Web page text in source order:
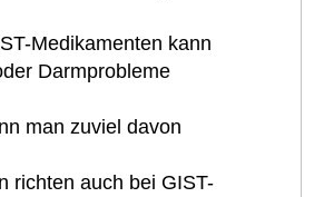
Medikamenten kann
Darmprobleme
man zuviel davon
richten auch bei GIST-